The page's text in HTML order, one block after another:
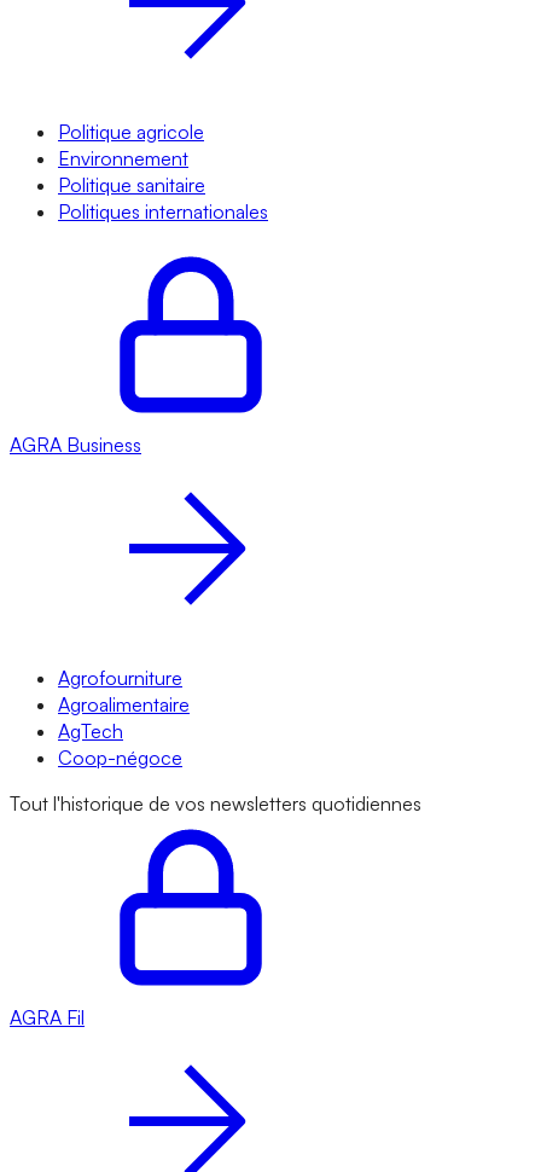
Politique agricole
Environnement
Politique sanitaire
Politiques internationales
AGRA Business
Agrofourniture
Agroalimentaire
AgTech
Coop-négoce
Tout l'historique de vos newsletters quotidiennes
AGRA Fil